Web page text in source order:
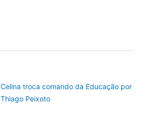
Celina troca comando da Educação por
Thiago Peixoto